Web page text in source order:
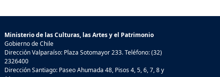
Ministerio de las Culturas, las Artes y el Patrimonio
Gobierno de Chile
Dirección Valparaíso: Plaza Sotomayor 233. Teléfono: (32)
2326400
Dirección Santiago: Paseo Ahumada 48, Pisos 4, 5, 6, 7, 8 y